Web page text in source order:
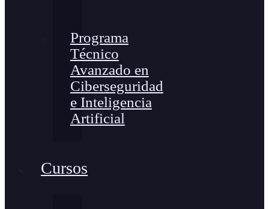
Programa
Técnico
Avanzado en
Ciberseguridad
e Inteligencia
Artificial
Cursos